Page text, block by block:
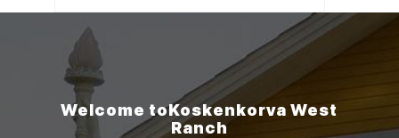
Welcome toKoskenkorvaWest
Ranch